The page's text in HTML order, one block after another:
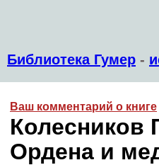
Библиотека Гумер -
Ваш комментарий о книге
Колесников
Ордена и